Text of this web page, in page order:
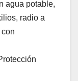
agua potable,
radio a